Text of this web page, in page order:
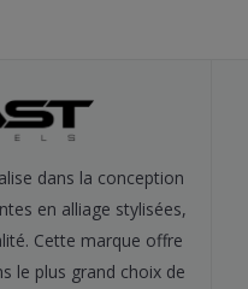
dans la conception
en alliage stylisées,
Cette marque offre
le plus grand choix de